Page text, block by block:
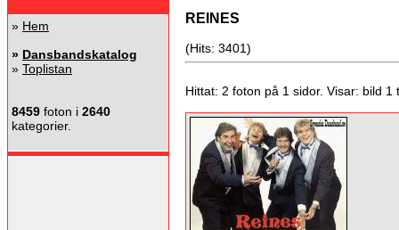
» Hem
» Dansbandskatalog
» Toplistan
8459 foton i 2640
kategorier.
REINES
(Hits: 3401)
Hittat: 2 foton på 1 sidor. Visar: bild 1